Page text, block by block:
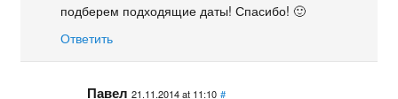
подберем подходящие даты! Спасибо! 🙂
Ответить
Павел 21.11.2014 at 11:10 #